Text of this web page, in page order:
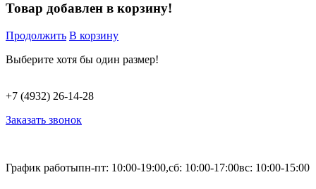
Товар добавлен в корзину!
Продолжить В корзину
Выберите хотя бы один размер!
+7 (4932) 26-14-28
Заказать звонок
График работыпн-пт: 10:00-19:00,сб: 10:00-17:00вс: 10:00-15:00